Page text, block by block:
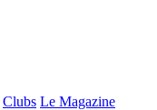
Clubs Le Magazine